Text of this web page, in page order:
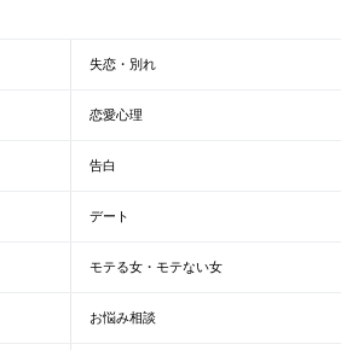
失恋・別れ
恋愛心理
告白
デート
モテる女・モテない女
お悩み相談